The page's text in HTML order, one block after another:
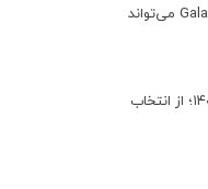
چگونه گوشی Galaxy S26 Ultra می‌تواند
راهنمای جامع کولر گازی ۱۴۰۵؛ از انتخاب